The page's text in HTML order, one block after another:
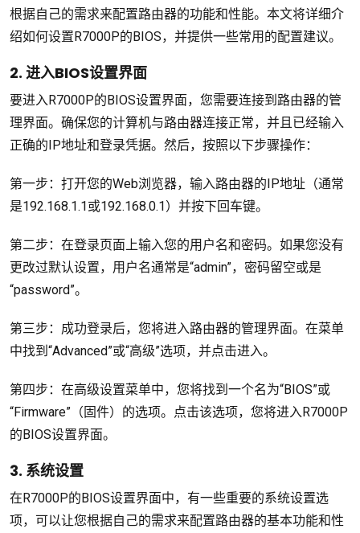
根据自己的需求来配置路由器的功能和性能。本文将详细介
绍如何设置R7000P的BIOS，并提供一些常用的配置建议。
2. 进入BIOS设置界面
要进入R7000P的BIOS设置界面，您需要连接到路由器的管
理界面。确保您的计算机与路由器连接正常，并且已经输入
正确的IP地址和登录凭据。然后，按照以下步骤操作：
第一步：打开您的Web浏览器，输入路由器的IP地址（通常
是192.168.1.1或192.168.0.1）并按下回车键。
第二步：在登录页面上输入您的用户名和密码。如果您没有
更改过默认设置，用户名通常是“admin”，密码留空或是
“password”。
第三步：成功登录后，您将进入路由器的管理界面。在菜单
中找到“Advanced”或“高级”选项，并点击进入。
第四步：在高级设置菜单中，您将找到一个名为“BIOS”或
“Firmware”（固件）的选项。点击该选项，您将进入R7000P
的BIOS设置界面。
3. 系统设置
在R7000P的BIOS设置界面中，有一些重要的系统设置选
项，可以让您根据自己的需求来配置路由器的基本功能和性